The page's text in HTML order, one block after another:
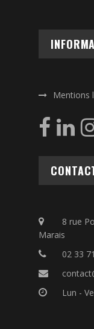
Mentions
8 rue
Marais
02 33
Lun -